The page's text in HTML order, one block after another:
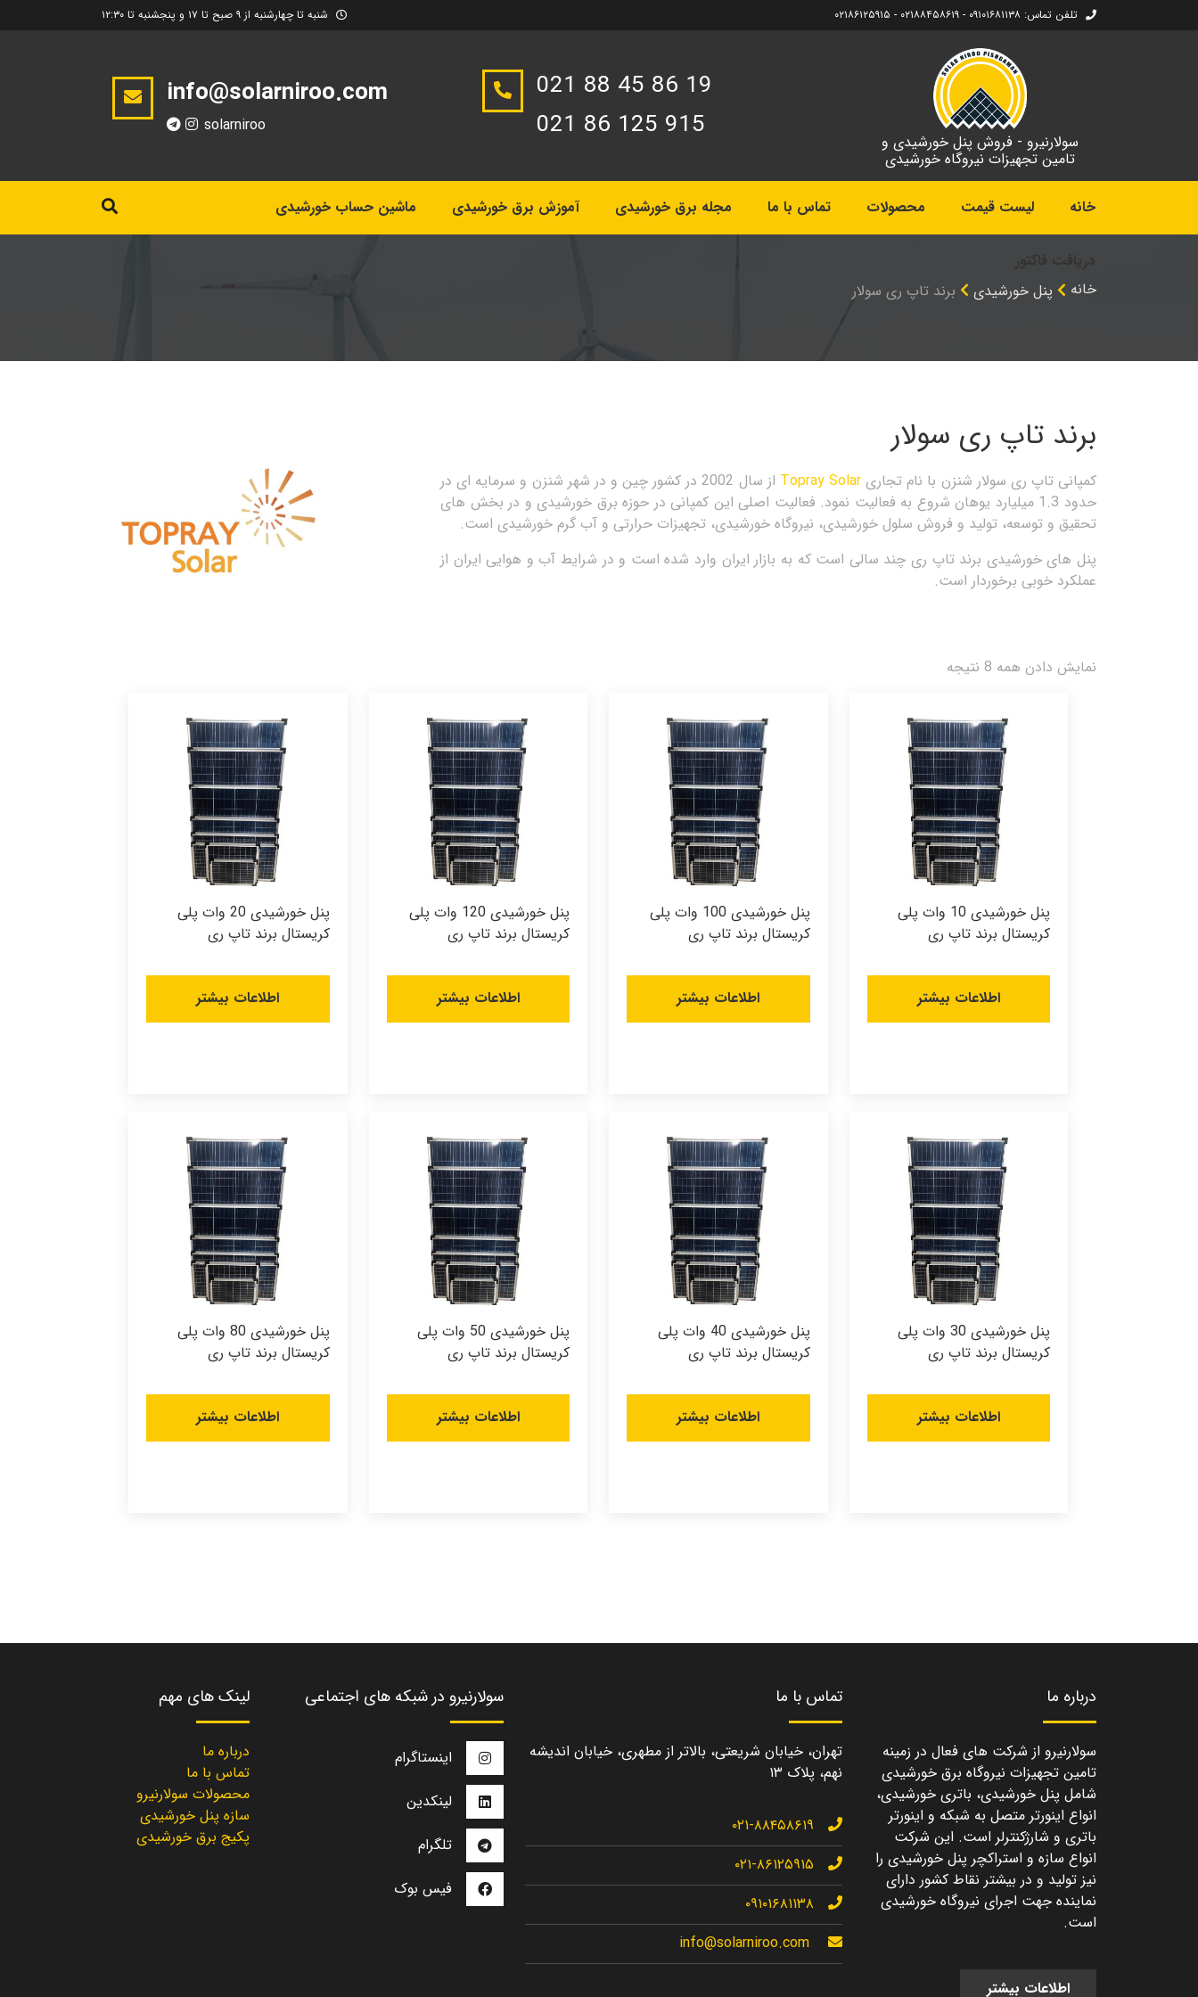
تلفن تماس: ۰۹۱۰۱۶۸۱۱۳۸ - ۰۲۱۸۸۴۵۸۶۱۹ - ۰۲۱۸۶۱۲۵۹۱۵ شنبه تا چهارشنبه از ۹ صبح تا ۱۷ و پنجشنبه تا ۱۲:۳۰
سولارنیرو - فروش پنل خورشیدی و
تامین تجهیزات نیروگاه خورشیدی
021 88 45 86 19
021 86 125 915
info@solarniroo.com
solarniroo
خانه لیست قیمت محصولات تماس با ما مجله برق خورشیدی آموزش برق خورشیدی ماشین حساب خورشیدی
خانه
پنل خورشیدی برند تاپ‎ ری سولار
برند تاپ‎ ری سولار
کمپانی تاپ ری سولار شنزن با نام تجاریTopray Solar
از سال 2002 در کشور چین و در شهر شنزن و سرمایه ای در
حدود 1.3 میلیارد یوهان شروع به فعالیت نمود. فعالیت اصلی این کمپانی در حوزه برق خورشیدی و در بخش های
تحقیق و توسعه، تولید و فروش سلول خورشیدی، نیروگاه خورشیدی، تجهیزات حرارتی و آب گرم خورشیدی است.
پنل های خورشیدی برند تاپ ری چند سالی است که به بازار ایران وارد شده است و در شرایط آب و هوایی ایران از
عملکرد خوبی برخوردار است.
نمایش دادن همه 8 نتیجه
پنل خورشیدی 10 وات پلی
کریستال برند تاپ ری
اطلاعات بیشتر
پنل خورشیدی 100 وات پلی
کریستال برند تاپ ری
اطلاعات بیشتر
پنل خورشیدی 120 وات پلی
کریستال برند تاپ ری
اطلاعات بیشتر
پنل خورشیدی 20 وات پلی
کریستال برند تاپ ری
اطلاعات بیشتر
پنل خورشیدی 30 وات پلی
کریستال برند تاپ ری
اطلاعات بیشتر
پنل خورشیدی 40 وات پلی
کریستال برند تاپ ری
اطلاعات بیشتر
پنل خورشیدی 50 وات پلی
کریستال برند تاپ ری
اطلاعات بیشتر
پنل خورشیدی 80 وات پلی
کریستال برند تاپ ری
اطلاعات بیشتر
درباره ما
سولارنیرو از شرکت های فعال در زمینه
تامین تجهیزات نیروگاه برق خورشیدی
شامل پنل خورشیدی، باتری خورشیدی،
انواع اینورتر متصل به شبکه و اینورتر
باتری و شارژکنترلر است. این شرکت
انواع سازه و استراکچر پنل خورشیدی را
نیز تولید و در بیشتر نقاط کشور دارای
نماینده جهت اجرای نیروگاه خورشیدی
است.
اطلاعات بیشتر
تماس با ما
تهران، خیابان شریعتی، بالاتر از مطهری، خیابان اندیشه
نهم، پلاک ۱۳
۰۲۱-۸۸۴۵۸۶۱۹
۰۲۱-۸۶۱۲۵۹۱۵
۰۹۱۰۱۶۸۱۱۳۸
info@solarniroo.com
سولارنیرو در شبکه های اجتماعی
اینستاگرام
لینکدین
تلگرام
فیس بوک
لینک های مهم
درباره ما
تماس با ما
محصولات سولارنیرو
سازه پنل خورشیدی
پکیج برق خورشیدی